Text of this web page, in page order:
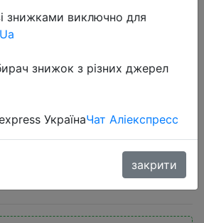
стерилизатор Xiaomi
для зубных
воздуха,
зубных щеток, �…
знижками виключно для
знижок з різних джерел
УкраїнаЧат Аліекспресс
закрити